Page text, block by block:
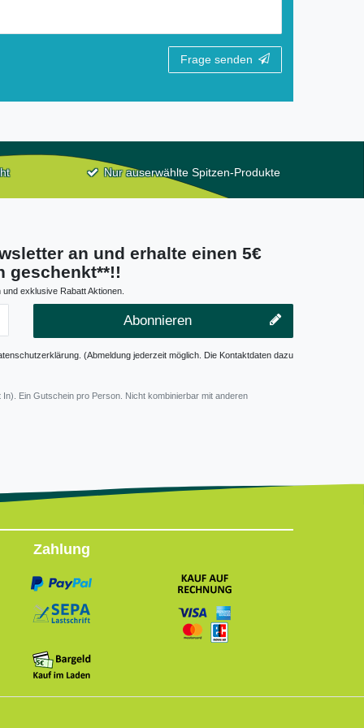
Frage senden
Nur auserwählte Spitzen-Produkte
an und erhalte einen 5€
geschenkt**!!
exklusive Rabatt Aktionen.
Abonnieren
(Abmeldung jederzeit möglich. Die Kontaktdaten dazu
Ein Gutschein pro Person. Nicht kombinierbar mit anderen
Zahlung